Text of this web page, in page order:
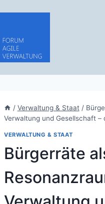
/ Verwaltung & Staat /
Verwaltung und Gesellschaft –
VERWALTUNG & STAAT
Bürgerräte